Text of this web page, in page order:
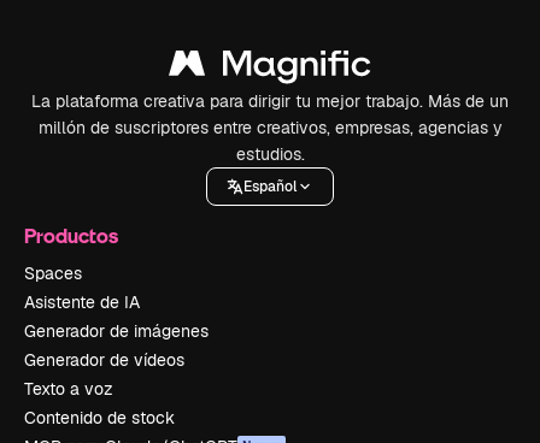
La plataforma creativa para dirigir tu mejor trabajo. Más de un
millón de suscriptores entre creativos, empresas, agencias y
estudios.
Español
Productos
Spaces
Asistente de IA
Generador de imágenes
Generador de vídeos
Texto a voz
Contenido de stock